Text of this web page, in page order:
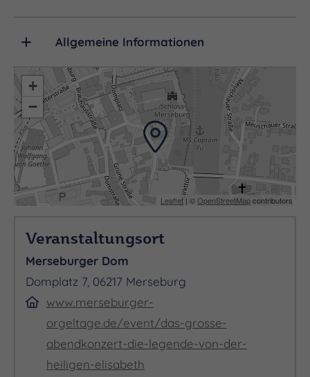
Ludwig II. von Bayern
LEITUNG
Michael Schönheit
Allgemeine Informationen
+
−
Leaflet | ©OpenStreetMapcontributors
Veranstaltungsort
Merseburger Dom
Domplatz 7, 06217 Merseburg
www.merseburger-
orgeltage.de/event/das-grosse-
abendkonzert-die-legende-von-der-
heiligen-elisabeth